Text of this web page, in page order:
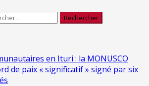
en Ituri : la MONUSCO
de paix « significatif » signé par six